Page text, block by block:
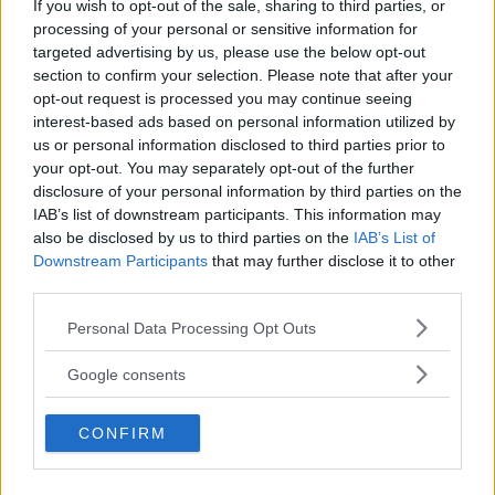
If you wish to opt-out of the sale, sharing to third parties, or
processing of your personal or sensitive information for
targeted advertising by us, please use the below opt-out
section to confirm your selection. Please note that after your
opt-out request is processed you may continue seeing
interest-based ads based on personal information utilized by
us or personal information disclosed to third parties prior to
your opt-out. You may separately opt-out of the further
disclosure of your personal information by third parties on the
IAB’s list of downstream participants. This information may
also be disclosed by us to third parties on the IAB’s List of
Downstream Participants that may further disclose it to other
Please note that this website/app uses one or more Google
not limited to your visit or usage behaviour. You may click to
use your data for below specified purposes in below Google
consent section.
Personal Data Processing Opt Outs
Google consents
CONFIRM
Läs Frias efterträdare!
Syreär Sveriges enda gröna dagstidning som
finns både digitalt och i tryck.
ANNONS
Om du jämför med när ni startade, vad har Alternativ
stad för betydelse i dag?
– Bara det att folk började kämpa för sin närmiljö
upplevdes som så nytt att det var en enorm
uppmärksamhet i medierna. Det är inte samma sak i
blev det naturligt för folk att lägga sig i och inte bara
lämna de frågorna till politiker och näringsliv. Vi har
levt vidare i den andan och det kommer in nya
generationer hela tiden. Själv har jag varit med alla 40
år, med några pauser, jag har fem barn, men jag tycker